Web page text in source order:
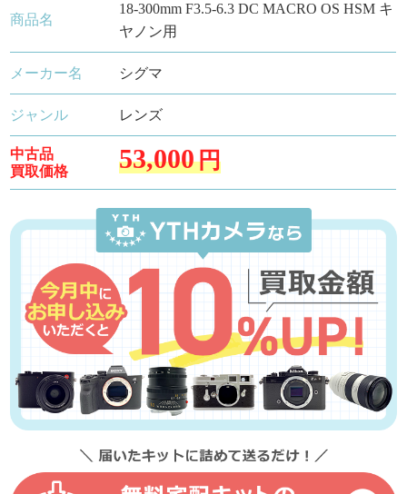
商品名
18-300mm F3.5-6.3 DC MACRO OS HSM キ
ヤノン用
メーカー名 シグマ
ジャンル レンズ
中古品
買取価格
53,000円